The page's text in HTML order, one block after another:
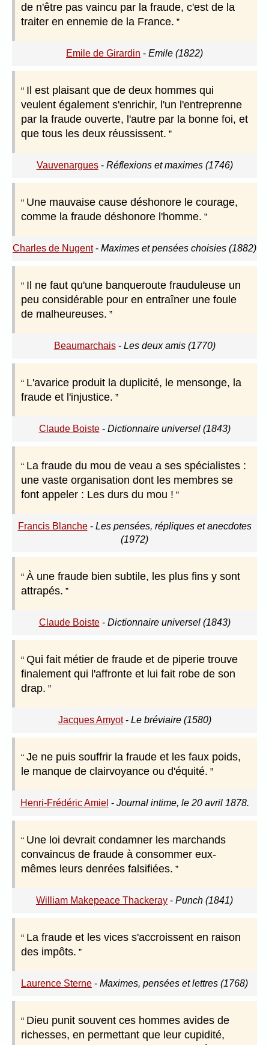
de n'être pas vaincu par la fraude, c'est de la
traiter en ennemie de la France.
Emile de Girardin - Emile (1822)
Il est plaisant que de deux hommes qui
veulent également s'enrichir, l'un l'entreprenne
par la fraude ouverte, l'autre par la bonne foi, et
que tous les deux réussissent.
Vauvenargues- Réflexions et maximes (1746)
Une mauvaise cause déshonore le courage,
comme la fraude déshonore l'homme.
Charles de Nugent- Maximes et pensées choisies (1882)
Il ne faut qu'une banqueroute frauduleuse un
peu considérable pour en entraîner une foule
de malheureuses.
Beaumarchais- Les deux amis (1770)
L'avarice produit la duplicité, le mensonge, la
fraude et l'injustice.
Claude Boiste- Dictionnaire universel (1843)
La fraude du mou de veau a ses spécialistes :
une vaste organisation dont les membres se
font appeler : Les durs du mou !
Francis Blanche- Les pensées, répliques et anecdotes
(1972)
À une fraude bien subtile, les plus fins y sont
attrapés.
Claude Boiste- Dictionnaire universel (1843)
Qui fait métier de fraude et de piperie trouve
finalement qui l'affronte et lui fait robe de son
drap.
Jacques Amyot- Le bréviaire (1580)
Je ne puis souffrir la fraude et les faux poids,
le manque de clairvoyance ou d'équité.
Henri-Frédéric Amiel - Journal intime, le 20 avril 1878.
Une loi devrait condamner les marchands
convaincus de fraude à consommer eux-
mêmes leurs denrées falsifiées.
William Makepeace Thackeray - Punch (1841)
La fraude et les vices s'accroissent en raison
des impôts.
Laurence Sterne - Maximes, pensées et lettres (1768)
Dieu punit souvent ces hommes avides de
richesses, en permettant que leur cupidité,